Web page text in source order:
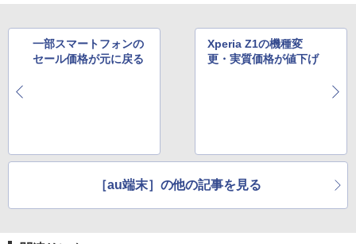
一部スマートフォンの
セール価格が元に戻る
Xperia Z1の機種変
更・実質価格が値下げ
［au端末］の他の記事を見る